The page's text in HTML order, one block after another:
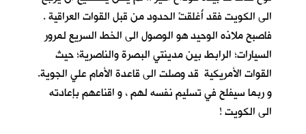
الى الكويت فقد أُغلقتْ الحدود من قبل القوات العراقية .
فاصبح ملاذه الوحيد هو الوصول الى الخط السريع لمرور
السيارات؛ الرابط بين مدينتي البصرة والناصرية؛ حيث
القوات الأمريكية قد وصلت الى قاعدة الأمام علي الجوية.
و ربما سيفلح في تسليم نفسه لهم ، و اقناعهم بإعادته
الى الكويت !